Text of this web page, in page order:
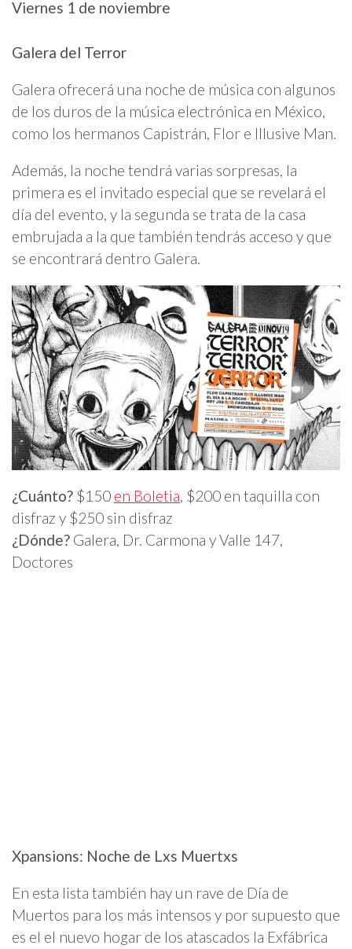
Viernes 1 de noviembre
Galera del Terror
Galera ofrecerá una noche de música con algunos
de los duros de la música electrónica en México,
como los hermanos Capistrán, Flor e Illusive Man.
Además, la noche tendrá varias sorpresas, la
primera es el invitado especial que se revelará el
día del evento, y la segunda se trata de la casa
embrujada a la que también tendrás acceso y que
se encontrará dentro Galera.
¿Cuánto? $150 en Boletia, $200 en taquilla con
disfraz y $250 sin disfraz
¿Dónde? Galera, Dr. Carmona y Valle 147,
Doctores
Xpansions: Noche de Lxs Muertxs
En esta lista también hay un rave de Día de
Muertos para los más intensos y por supuesto que
es el el nuevo hogar de los atascados la Exfábrica